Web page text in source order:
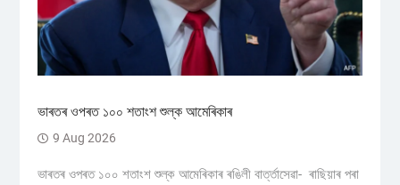
ভাৰতৰ ওপৰত ১০০ শতাংশ শুল্ক আমেৰিকাৰ
9 Aug 2026
ভাৰতৰ ওপৰত ১০০ শতাংশ শুল্ক আমেৰিকাৰ ৰঙিলী বাৰ্ত্তাসেৱা- ৰাছিয়াৰ পৰা